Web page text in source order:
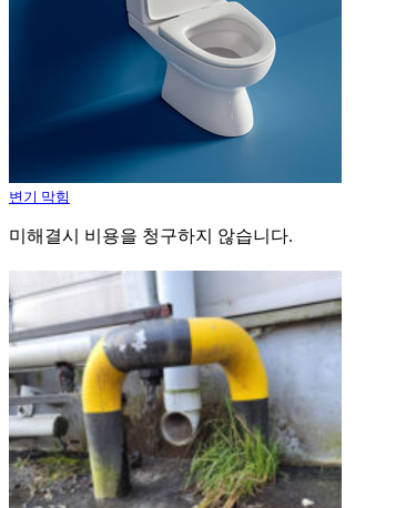
변기 막힘
미해결시 비용을 청구하지 않습니다.